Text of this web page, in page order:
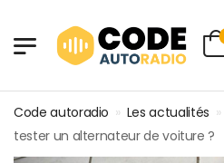
Code autoradio » Les actualités »
tester un alternateur de voiture ?